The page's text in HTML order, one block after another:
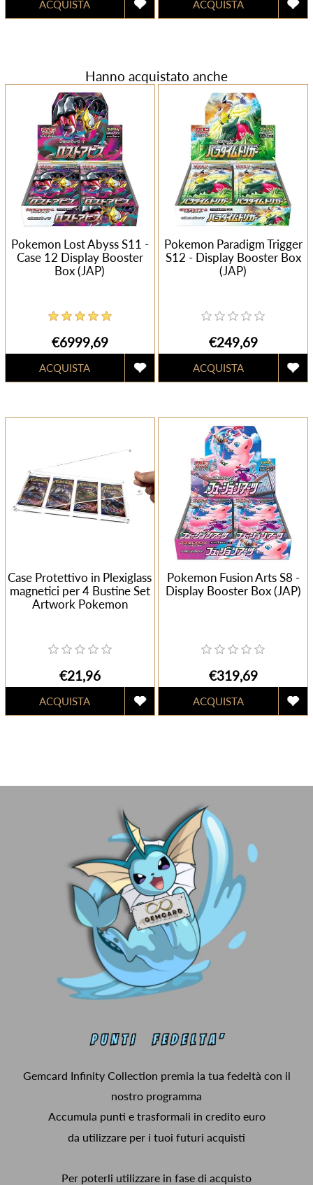
Hanno acquistato anche
Pokemon Lost Abyss S11 -
Case 12 Display Booster
Box (JAP)
€6999,69
Pokemon Paradigm Trigger
S12 - Display Booster Box
(JAP)
€249,69
Case Protettivo in Plexiglass
magnetici per 4 Bustine Set
Artwork Pokemon
€21,96
Pokemon Fusion Arts S8 -
Display Booster Box (JAP)
€319,69
Gemcard Infinity Collection premia la tua fedeltà con il
nostro programma
Accumula punti e trasformali in credito euro
da utilizzare per i tuoi futuri acquisti
Per poterli utilizzare in fase di acquisto